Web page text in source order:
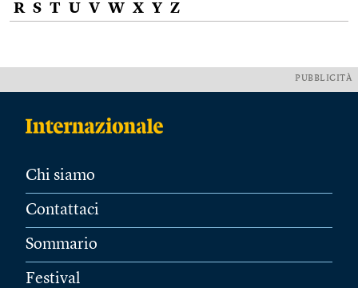
R S T U V W X Y Z
PUBBLICITÀ
Chi siamo
Contattaci
Sommario
Festival